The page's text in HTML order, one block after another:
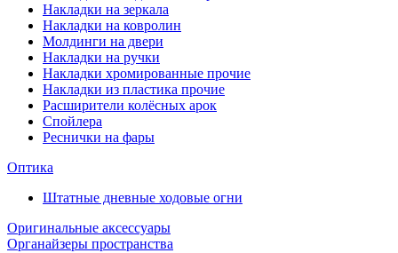
Накладки на зеркала
Накладки на ковролин
Молдинги на двери
Накладки на ручки
Накладки хромированные прочие
Накладки из пластика прочие
Расширители колёсных арок
Спойлера
Реснички на фары
Оптика
Штатные дневные ходовые огни
Оригинальные аксессуары
Органайзеры пространства